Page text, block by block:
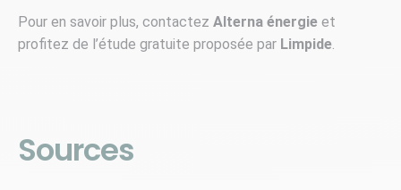
Pour en savoir plus, contactez Alterna énergie et
profitez de l’étude gratuite proposée par Limpide.
Sources